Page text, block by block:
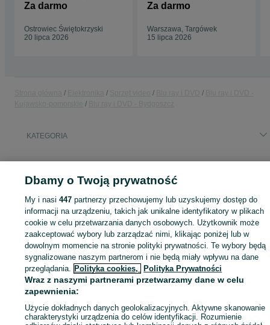
Za darmo
Ostrowiec Świętokrzyski
20 lipca 2026
Za darmo
Warszawa, Targówek
15 lipca 2026
KATEGORIA
Zaloguj się lub załóż konto na OLX, aby skontaktować się z
sprzedającym
Zaloguj się / Załóż konto
Wyślij wiadomość
Dbamy o Twoją prywatność
My i nasi447 partnerzy przechowujemy lub uzyskujemy dostęp do
informacji na urządzeniu, takich jak unikalne identyfikatory w plikach
cookie w celu przetwarzania danych osobowych. Użytkownik może
zaakceptować wybory lub zarządzać nimi, klikając poniżej lub w
dowolnym momencie na stronie polityki prywatności. Te wybory będą
sygnalizowane naszym partnerom i nie będą miały wpływu na dane
przeglądania. Polityka cookies, Polityka Prywatności
Wraz z naszymi partnerami przetwarzamy dane w celu
zapewnienia:
Użycie dokładnych danych geolokalizacyjnych. Aktywne skanowanie
charakterystyki urządzenia do celów identyfikacji. Rozumienie